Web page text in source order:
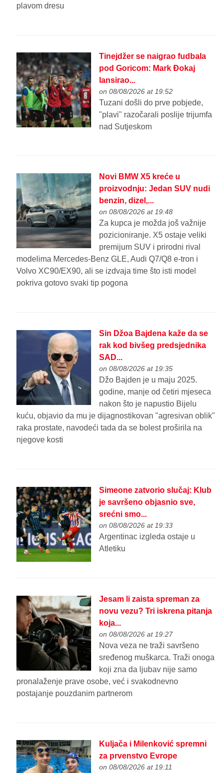
plavom dresu
Tinejdžer se naigrao fudbala
pod Goricom: Mark Đokaj
lansirao...
on 08/08/2026 at 19:52
Tuzani došli do prve pobjede,
"plavi" razočarali poslije trijumfa
nad Sutjeskom
Novi BMW X5 kreće u
proizvodnju: Jedan SUV nudi
benzin, dizel,...
on 08/08/2026 at 19:48
Za kupca je možda još važnije
pozicioniranje. X5 ostaje veliki
premijum SUV i prirodni rival
modelima Mercedes-Benz GLE, Audi Q7/Q8 e-tron i
Volvo XC90/EX90, ali se izdvaja time što isti model
pokriva gotovo svaki tip pogona
Sin Džoa Bajdena kaže da se
rak kod bivšeg predsjednika
SAD...
on 08/08/2026 at 19:35
Džo Bajden je u maju 2025.
godine, manje od četiri mjeseca
nakon što je napustio Bijelu
kuću, objavio da mu je dijagnostikovan "agresivan oblik"
raka prostate, navodeći tada da se bolest proširila na
njegove kosti
Simeone zatvorio slučaj: Klub
je savršeno objasnio sve,
srećni smo...
on 08/08/2026 at 19:33
Argentinac izgleda ostaje u
Atletiku
Jesam li zaista spreman za
novu vezu? Tri iskrena pitanja
koja...
on 08/08/2026 at 19:27
Nova veza ne traži savršeno
sređenog muškarca. Traži onoga
koji zna da ljubav nije samo
pronalaženje prave osobe, već i svakodnevno
postajanje pouzdanim partnerom
Kuljača i Milenković spremni
za prvenstvo Evrope
on 08/08/2026 at 19:11